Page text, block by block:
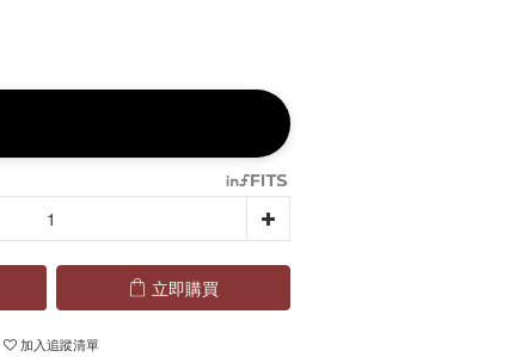
立即購買
加入追蹤清單